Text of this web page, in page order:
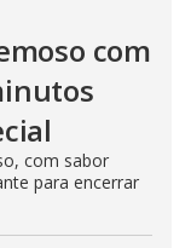
com
com sabor
para encerrar